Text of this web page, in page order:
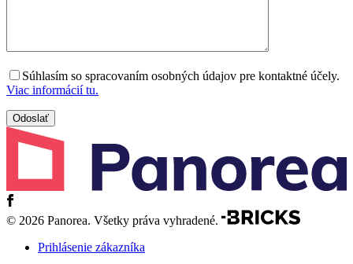
Súhlasím so spracovaním osobných údajov pre kontaktné účely.
Viac informácií tu.
© 2026 Panorea. Všetky práva vyhradené.
Prihlásenie zákazníka